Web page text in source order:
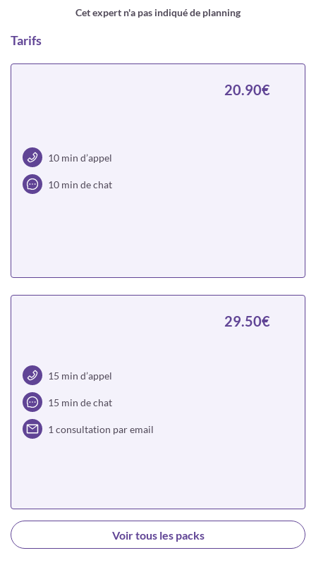
Cet expert n'a pas indiqué de planning
Tarifs
10 min d’appel
10 min de chat
20.90€
15 min d’appel
15 min de chat
1 consultation par email
29.50€
Choisir
Voir tous les packs